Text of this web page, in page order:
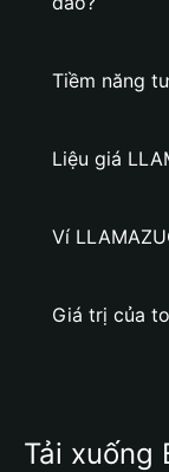
Tiềm năng
Liệu giá
Ví
Giá trị của
Tải xuống